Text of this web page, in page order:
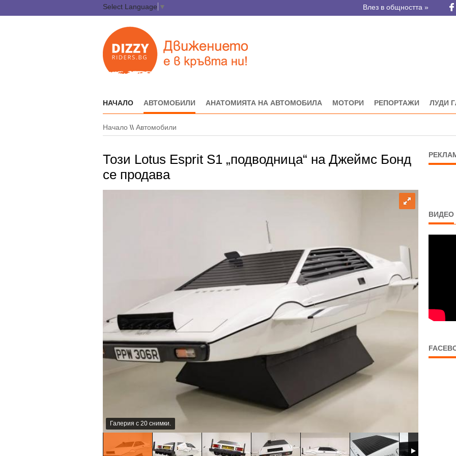
Select Language ▼ Влез в общността »
НАЧАЛО АВТОМОБИЛИ АНАТОМИЯТА НА АВТОМОБИЛА МОТОРИ РЕПОРТАЖИ ЛУДИ
Начало \\ Автомобили
Този Lotus Esprit S1 „подводница“ на Джеймс Бонд
се продава
Галерия с 20 снимки.
ВИДЕО